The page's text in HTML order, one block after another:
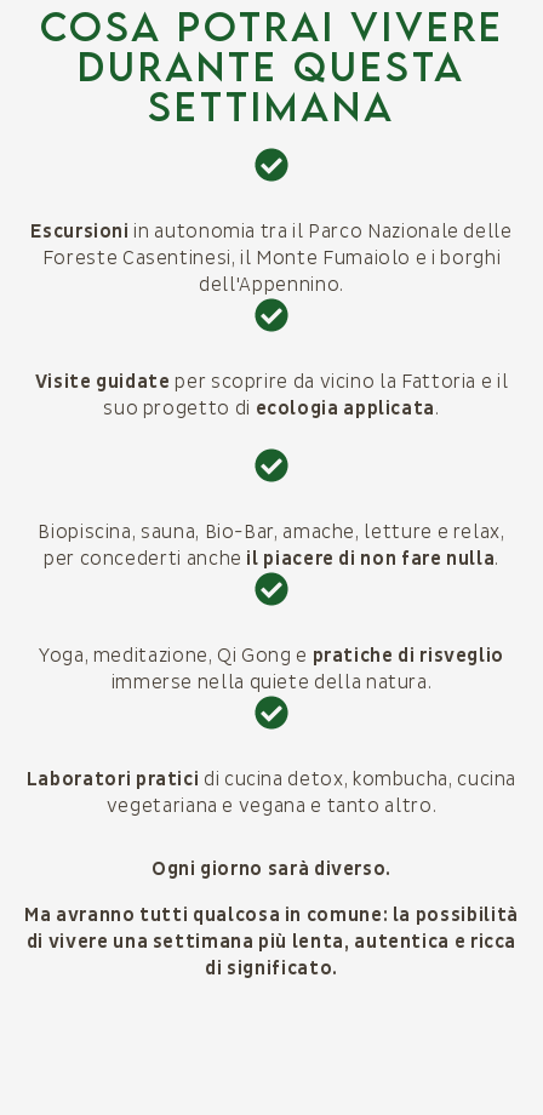
COSA POtrai vivere
durante questa
settimana
Escursioni in autonomia tra il Parco Nazionale delle
Foreste Casentinesi, il Monte Fumaiolo e i borghi
dell'Appennino.
Visite guidate per scoprire da vicino la Fattoria e il
suo progetto di ecologia applicata.
Biopiscina, sauna, Bio-Bar, amache, letture e relax,
per concederti anche il piacere di non fare nulla.
Yoga, meditazione, Qi Gong e pratiche di risveglio
immerse nella quiete della natura.
Laboratori pratici di cucina detox, kombucha, cucina
vegetariana e vegana e tanto altro.
Ogni giorno sarà diverso.
Ma avranno tutti qualcosa in comune: la possibilità
di vivere una settimana più lenta, autentica e ricca
di significato.